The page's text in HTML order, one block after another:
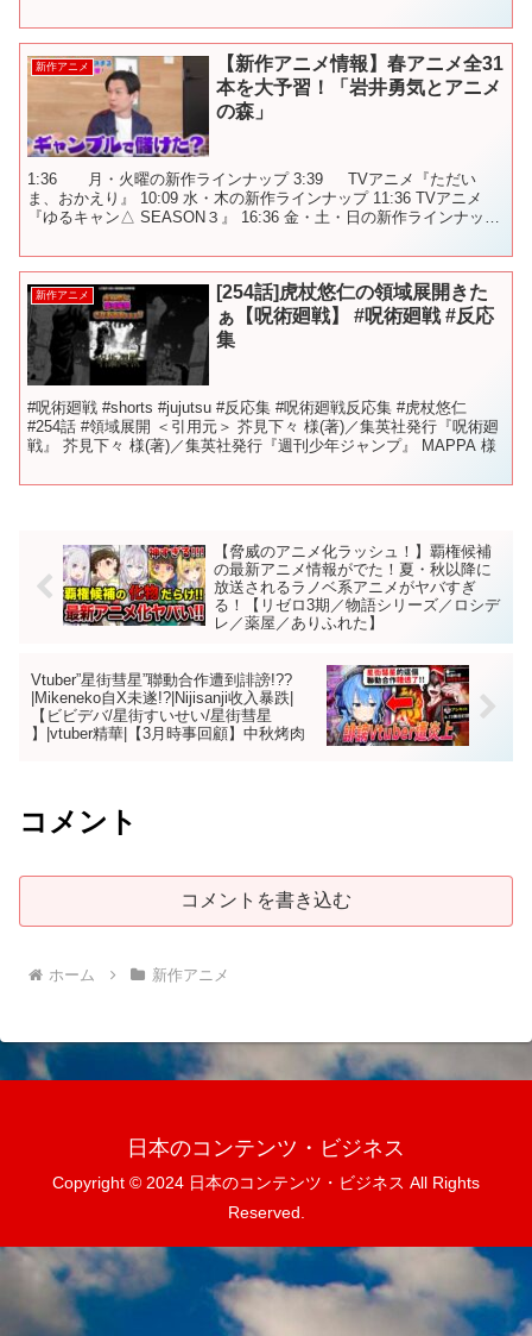
新作アニメ
【新作アニメ情報】春アニメ全31
本を大予習！「岩井勇気とアニメ
の森」
1:36 月・火曜の新作ラインナップ 3:39 TVアニメ『ただい
ま、おかえり』 10:09 水・木の新作ラインナップ 11:36 TVアニメ
『ゆるキャン△ SEASON３』 16:36 金・土・日の新作ラインナップ
新作アニメ
[254話]虎杖悠仁の領域展開きた
ぁ【呪術廻戦】 #呪術廻戦 #反応
集
#呪術廻戦 #shorts #jujutsu #反応集 #呪術廻戦反応集 #虎杖悠仁
#254話 #領域展開 ＜引用元＞ 芥見下々 様(著)／集英社発行『呪術廻
戦』 芥見下々 様(著)／集英社発行『週刊少年ジャンプ』 MAPPA 様
【脅威のアニメ化ラッシュ！】覇権候補
の最新アニメ情報がでた！夏・秋以降に
放送されるラノベ系アニメがヤバすぎ
る！【リゼロ3期／物語シリーズ／ロシデ
レ／薬屋／ありふれた】
Vtuber”星街彗星”聯動合作遭到誹謗!??
|Mikeneko自X未遂!?|Nijisanji收入暴跌|
【ビビデバ/星街すいせい/星街彗星
】|vtuber精華|【3月時事回顧】中秋烤肉
コメント
コメントを書き込む
ホーム 新作アニメ
日本のコンテンツ・ビジネス
Copyright © 2024 日本のコンテンツ・ビジネス All Rights
Reserved.